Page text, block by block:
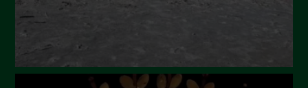
Febbraio 2024